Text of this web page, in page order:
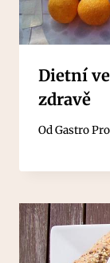
Dietní
zdravě
OdGastro